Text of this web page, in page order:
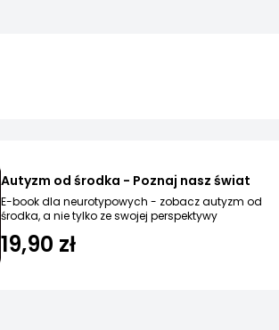
Autyzm od środka - Poznaj nasz świat
E-book dla neurotypowych - zobacz autyzm od
środka, a nie tylko ze swojej perspektywy
19,90 zł